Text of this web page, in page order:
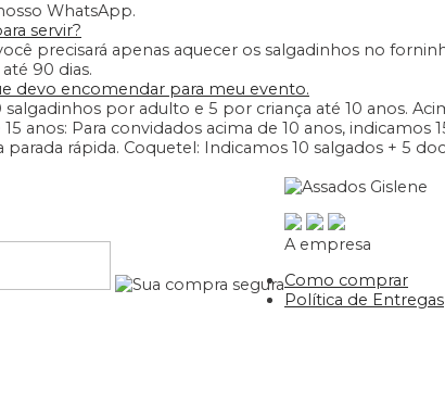
WhatsApp.
servir?
precisará apenas aquecer os salgadinhos no
90 dias.
devo encomendar para meu evento.
salgadinhos por adulto e 5 por criança até 10 anos.
anos: Para convidados acima de 10 anos, indicamos
rápida. Coquetel: Indicamos 10 salgados + 5
A empresa
Como comprar
Política de Entregas